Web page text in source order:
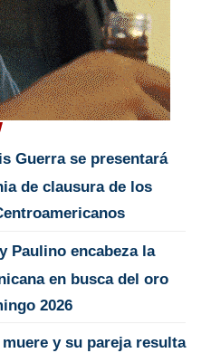
Guerra se presentará
de clausura de los
Paulino encabeza la
en busca del oro
2026
muere y su pareja resulta